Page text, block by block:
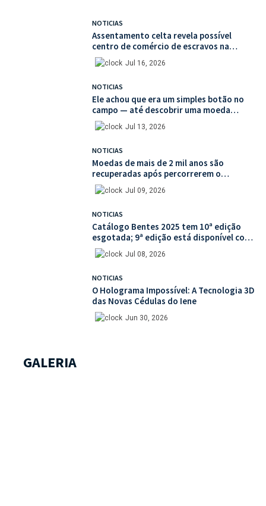
NOTICIAS
Assentamento celta revela possível
centro de comércio de escravos na
França
Jul 16, 2026
NOTICIAS
Ele achou que era um simples botão no
campo — até descobrir uma moeda
medieval de valor histórico incalculável
Jul 13, 2026
NOTICIAS
Moedas de mais de 2 mil anos são
recuperadas após percorrerem o
mercado ilegal de antiguidades
Jul 09, 2026
NOTICIAS
Catálogo Bentes 2025 tem 10ª edição
esgotada; 9ª edição está disponível com
mais de 30% de desconto na unidade
Jul 08, 2026
NOTICIAS
O Holograma Impossível: A Tecnologia 3D
das Novas Cédulas do Iene
Jun 30, 2026
GALERIA